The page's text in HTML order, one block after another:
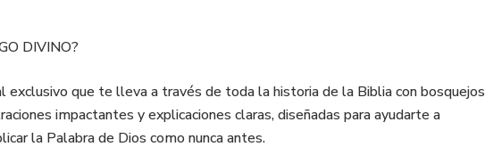
DIVINO?
exclusivo que te lleva a través de toda la historia de la Biblia con bosquejos
impactantes y explicaciones claras, diseñadas para ayudarte a
la Palabra de Dios como nunca antes.